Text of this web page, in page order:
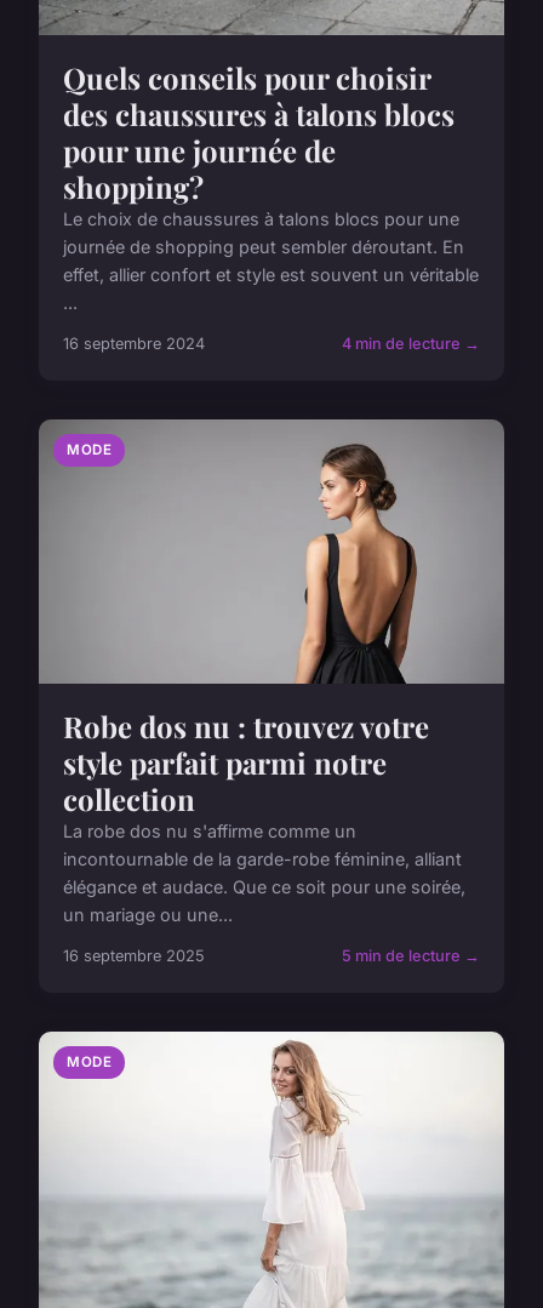
Quels conseils pour choisir
des chaussures à talons blocs
pour une journée de
shopping?
Le choix de chaussures à talons blocs pour une
journée de shopping peut sembler déroutant. En
effet, allier confort et style est souvent un véritable
...
16 septembre 2024 4 min de lecture →
MODE
Robe dos nu : trouvez votre
style parfait parmi notre
collection
La robe dos nu s'affirme comme un
incontournable de la garde-robe féminine, alliant
élégance et audace. Que ce soit pour une soirée,
un mariage ou une...
16 septembre 2025 5 min de lecture →
MODE